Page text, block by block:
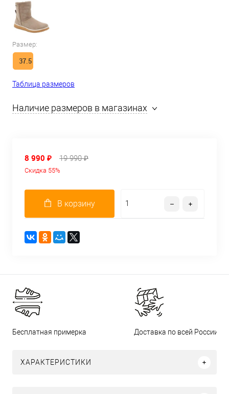
Размер:
37.5
Таблица размеров
Наличие размеров в магазинах
8 990 ₽ 19 990 ₽
Скидка 55%
В корзину
Бесплатная примерка Доставка по всей России
ХАРАКТЕРИСТИКИ